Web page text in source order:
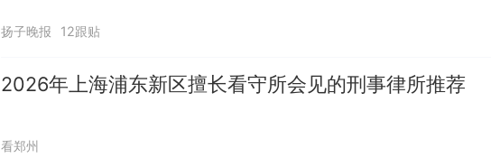
扬子晚报 12跟贴
2026年上海浦东新区擅长看守所会见的刑事律所推荐
看郑州